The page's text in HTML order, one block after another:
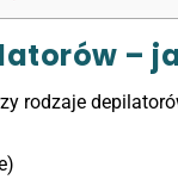
–
rodzaje